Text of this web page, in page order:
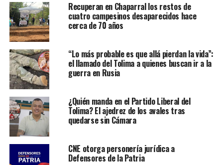
Recuperan en Chaparral los restos de
cuatro campesinos desaparecidos hace
cerca de 70 años
“Lo más probable es que allá pierdan la vida”:
el llamado del Tolima a quienes buscan ir a la
guerra en Rusia
¿Quién manda en el Partido Liberal del
Tolima? El ajedrez de los avales tras
quedarse sin Cámara
CNE otorga personería jurídica a
Defensores de la Patria